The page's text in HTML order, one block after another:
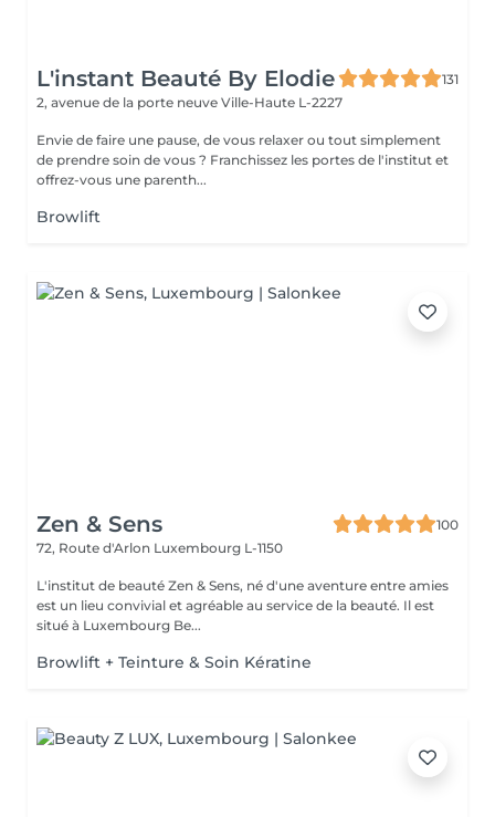
L'instant Beauté By Elodie
131
2, avenue de la porte neuve Ville-Haute L-2227
Envie de faire une pause, de vous relaxer ou tout simplement
de prendre soin de vous ? Franchissez les portes de l'institut et
offrez-vous une parenth...
Browlift
Zen & Sens
100
72, Route d'Arlon Luxembourg L-1150
L'institut de beauté Zen & Sens, né d'une aventure entre amies
est un lieu convivial et agréable au service de la beauté. Il est
situé à Luxembourg Be...
Browlift + Teinture & Soin Kératine